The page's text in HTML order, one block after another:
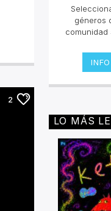
2
géneros
comunidad
grandes
los
persona
poderosas
la
este
todas las
LO MÁS